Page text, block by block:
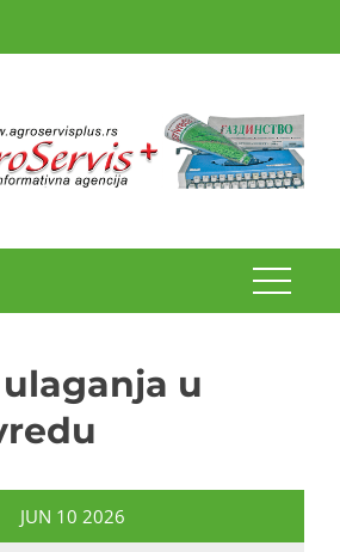
ulaganja u
JUN 10 2026